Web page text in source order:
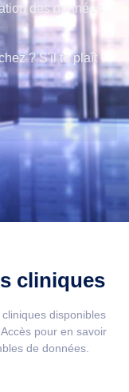
des données
? S'il te plaît
cliniques
disponibles
pour en savoir
de données.